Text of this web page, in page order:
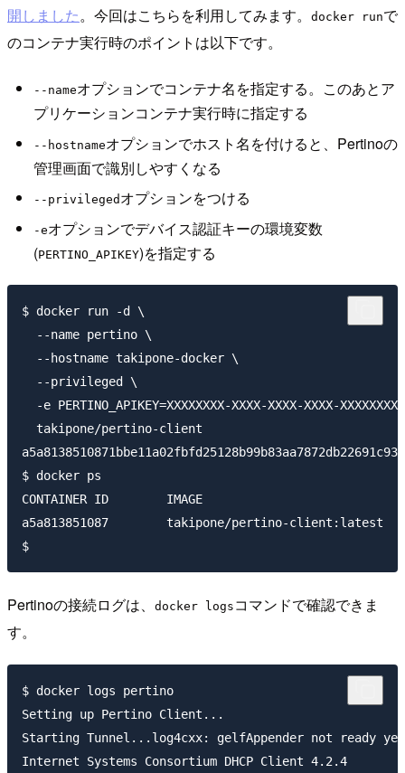
開しました。今回はこちらを利用してみます。 docker runで
のコンテナ実行時のポイントは以下です。
--nameオプションでコンテナ名を指定する。このあとア
プリケーションコンテナ実行時に指定する
--hostnameオプションでホスト名を付けると、Pertinoの
管理画面で識別しやすくなる
--privileged オプションをつける
-eオプションでデバイス認証キーの環境変数
(PERTINO_APIKEY)を指定する
$ docker run -d \
  --name pertino \
  --hostname takipone-docker \
  --privileged \
-e PERTINO_APIKEY=XXXXXXXX-XXXX-XXXX-XXXX-
  takipone/pertino-client
$ docker ps
CONTAINER ID        IMAGE
a5a813851087        takipone/pertino-
Pertinoの接続ログは、 docker logs コマンドで確認できま
す。
$ docker logs pertino
Setting up Pertino Client...
Starting Tunnel...log4cxx: gelfAppender not ready
Internet Systems Consortium DHCP Client 4.2.4